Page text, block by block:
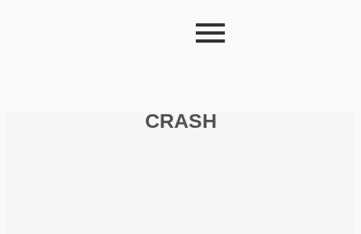
CRASH